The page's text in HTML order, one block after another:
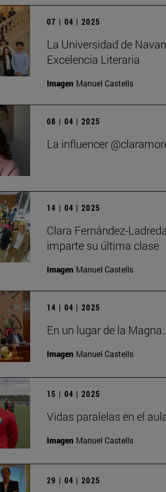
07 | 04 | 2025
La Universidad de
Excelencia Literaria
Imagen Manuel Castells
08 | 04 | 2025
La influencer
14 | 04 | 2025
Clara Fernández-
imparte su última clase
Imagen Manuel Castells
14 | 04 | 2025
En un lugar de la
Imagen Manuel Castells
15 | 04 | 2025
Vidas paralelas en el
Imagen Manuel Castells
29 | 04 | 2025